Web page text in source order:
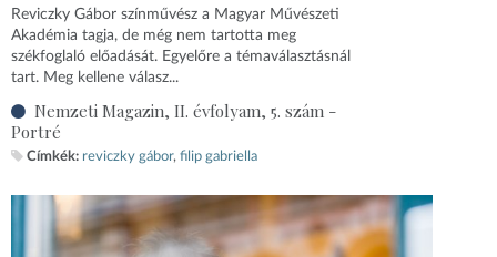
Reviczky Gábor színművész a Magyar Művészeti
Akadémia tagja, de még nem tartotta meg
székfoglaló előadását. Egyelőre a témaválasztásnál
tart. Meg kellene válasz...
Nemzeti Magazin, II. évfolyam, 5. szám -
Portré
Címkék: reviczky gábor filip gabriella